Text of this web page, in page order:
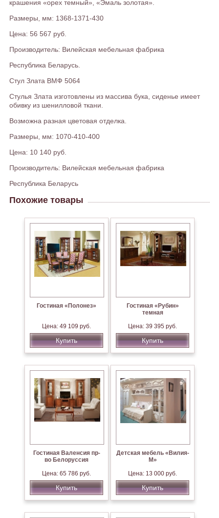
крашения «орех темный», «Эмаль золотая».
Размеры, мм: 1368-1371-430
Цена: 56 567 руб.
Производитель: Вилейская мебельная фабрика
Республика Беларусь.
Стул Злата ВМФ 5064
Стулья Злата изготовлены из массива бука, сиденье имеет
обивку из шенилловой ткани.
Возможна разная цветовая отделка.
Размеры, мм: 1070-410-400
Цена: 10 140 руб.
Производитель: Вилейская мебельная фабрика
Республика Беларусь
Похожие товары
Гостиная «Полонез»
Цена: 49 109 руб.
Купить
Гостиная «Рубин»
темная
Цена: 39 395 руб.
Купить
Гостиная Валенсия пр-
во Белоруссия
Цена: 65 786 руб.
Купить
Детская мебель «Вилия-
М»
Цена: 13 000 руб.
Купить